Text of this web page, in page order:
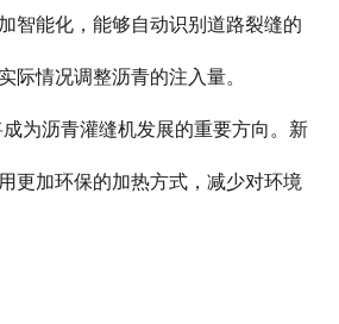
智能化，能够自动识别道路裂缝的
际情况调整沥青的注入量。
为沥青灌缝机发展的重要方向。新
更加环保的加热方式，减少对环境